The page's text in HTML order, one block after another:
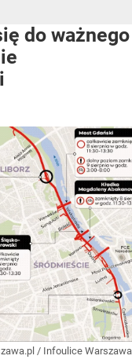
do ważnego
/ Infoulice Warszawa